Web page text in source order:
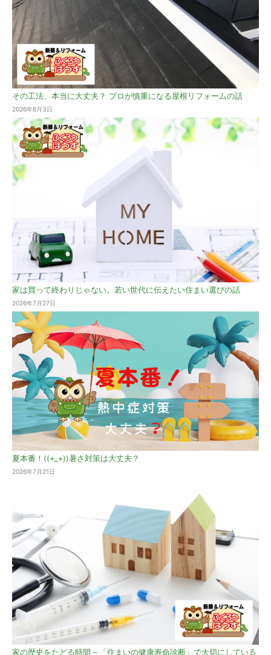
その工法、本当に大丈夫？ プロが慎重になる屋根リフォームの話
2026年8月3日
家は買って終わりじゃない。若い世代に伝えたい住まい選びの話
2026年7月27日
夏本番！((+_+))暑さ対策は大丈夫？
2026年7月21日
家の歴史をたどる時間 – 「住まいの健康寿命診断」で大切にしている